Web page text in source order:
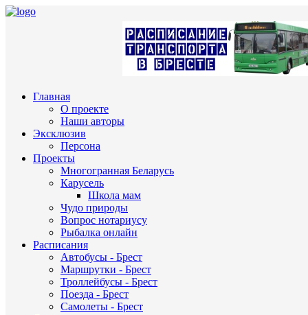
Главная
О проекте
Наши авторы
Эксклюзив
Персона
Проекты
Многогранная Беларусь
Карусель
Школа мам
Чудо природы
Вопрос нотариусу
Рыбалка онлайн
Расписания
Автобусы - Брест
Маршрутки - Брест
Троллейбусы - Брест
Поезда - Брест
Самолеты - Брест